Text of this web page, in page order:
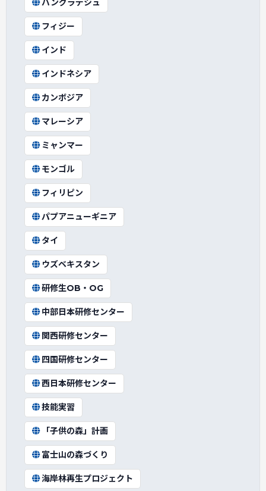
バングラデシュ
フィジー
インド
インドネシア
カンボジア
マレーシア
ミャンマー
モンゴル
フィリピン
パプアニューギニア
タイ
ウズベキスタン
研修生OB・OG
中部日本研修センター
関西研修センター
四国研修センター
西日本研修センター
技能実習
「子供の森」計画
富士山の森づくり
海岸林再生プロジェクト